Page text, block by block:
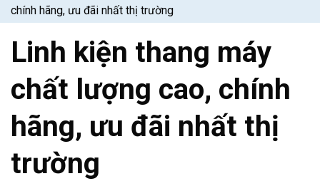
chính hãng, ưu đãi nhất thị trường
Linh kiện thang máy
chất lượng cao, chính
hãng, ưu đãi nhất thị
trường